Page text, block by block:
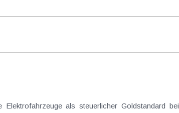
als steuerlicher Goldstandard bei